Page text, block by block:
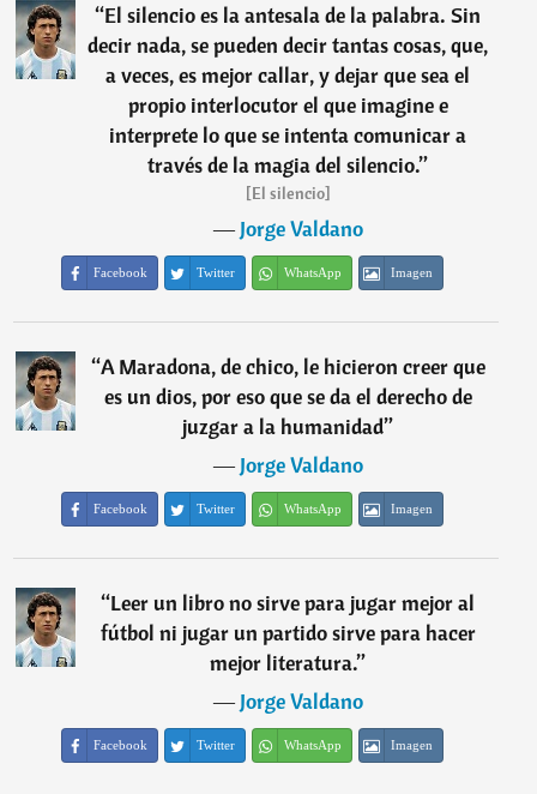
“El silencio es la antesala de la palabra. Sin
decir nada, se pueden decir tantas cosas, que,
a veces, es mejor callar, y dejar que sea el
propio interlocutor el que imagine e
interprete lo que se intenta comunicar a
través de la magia del silencio.”
[El silencio]
―Jorge Valdano
Facebook Twitter WhatsApp Imagen
“A Maradona, de chico, le hicieron creer que
es un dios, por eso que se da el derecho de
juzgar a la humanidad”
―Jorge Valdano
Facebook Twitter WhatsApp Imagen
“Leer un libro no sirve para jugar mejor al
fútbol ni jugar un partido sirve para hacer
mejor literatura.”
―Jorge Valdano
Facebook Twitter WhatsApp Imagen